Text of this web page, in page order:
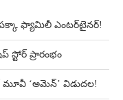
పక్కా ఫ్యామిలీ ఎంటర్‌టైనర్!
స్టోర్ ప్రారంభం
మూవీ ‘అమెన్’ విడుదల!